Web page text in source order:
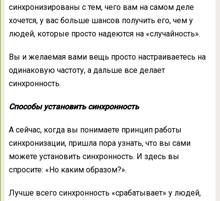
синхронизированы с тем, чего вам на самом деле
хочется, у вас больше шансов получить его, чем у
людей, которые просто надеются на «случайность».
Вы и желаемая вами вещь просто настраиваетесь на
одинаковую частоту, а дальше все делает
синхронность.
Способы установить синхронность
А сейчас, когда вы понимаете принцип работы
синхронизации, пришла пора узнать, что вы сами
можете установить синхронность. И здесь вы
спросите: «Но каким образом?».
Лучше всего синхронность «срабатывает» у людей,